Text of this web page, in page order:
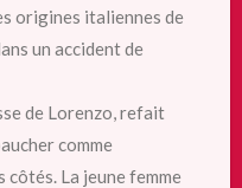
origines italiennes de
un accident de
de Lorenzo, refait
comme
La jeune femme